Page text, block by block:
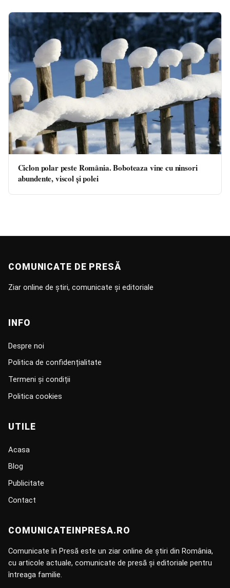
Ciclon polar peste România. Boboteaza vine cu ninsori
abundente, viscol și polei
COMUNICATE DE PRESĂ
Ziar online de știri, comunicate și editoriale
INFO
Despre noi
Politica de confidențialitate
Termeni și condiții
Politica cookies
UTILE
Acasa
Blog
Publicitate
Contact
COMUNICATEINPRESA.RO
Comunicate în Presă este un ziar online de știri din România,
cu articole actuale, comunicate de presă și editoriale pentru
întreaga familie.